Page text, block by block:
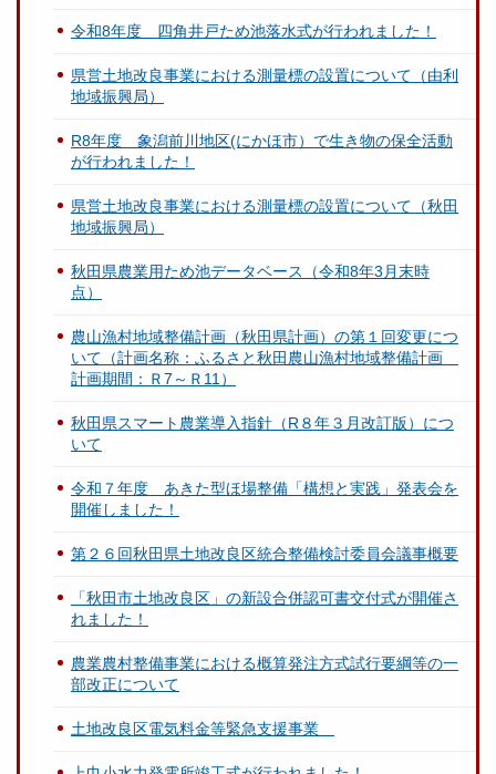
令和8年度 四角井戸ため池落水式が行われました！
県営土地改良事業における測量標の設置について（由利
地域振興局）
R8年度 象潟前川地区(にかほ市）で生き物の保全活動
が行われました！
県営土地改良事業における測量標の設置について（秋田
地域振興局）
秋田県農業用ため池データベース（令和8年3月末時
点）
農山漁村地域整備計画（秋田県計画）の第１回変更につ
いて（計画名称：ふるさと秋田農山漁村地域整備計画
計画期間：Ｒ7～Ｒ11）
秋田県スマート農業導入指針（R８年３月改訂版）につ
いて
令和７年度 あきた型ほ場整備「構想と実践」発表会を
開催しました！
第２６回秋田県土地改良区統合整備検討委員会議事概要
「秋田市土地改良区」の新設合併認可書交付式が開催さ
れました！
農業農村整備事業における概算発注方式試行要綱等の一
部改正について
土地改良区電気料金等緊急支援事業